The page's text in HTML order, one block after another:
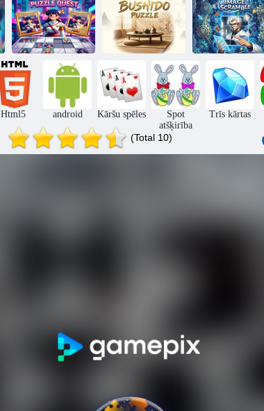
Billy the Puppet
Snapshot
Scramble Puzzle
Pelnrušķītes
flīžu slaidu
izaicinājums
Ziedu flīžu
bloku mīkla
Mazā jūrnieka
mīklas
meklējumi
Bušido mīkla
Pocket Gintoki
Image Scramble
Html5 android Kāršu spēles
Spot
atšķirība
Trīs kārtas
(Total 10)